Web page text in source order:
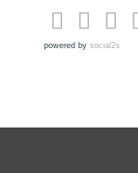
powered by social2s